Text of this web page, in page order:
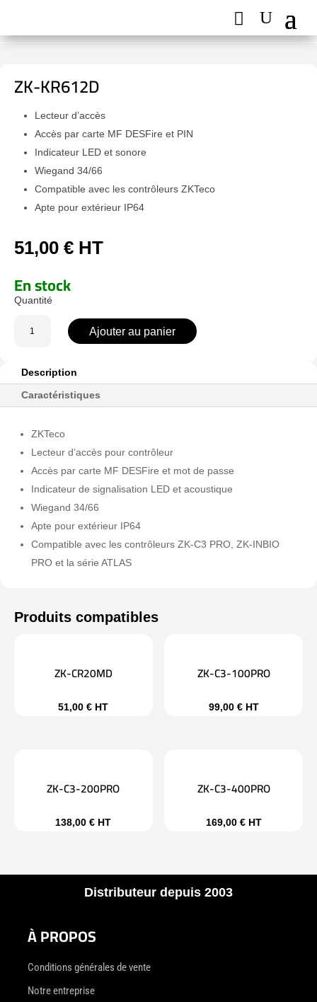
ZK-KR612D
Lecteur d’accès
Accès par carte MF DESFire et PIN
Indicateur LED et sonore
Wiegand 34/66
Compatible avec les contrôleurs ZKTeco
Apte pour extérieur IP64
51,00 € HT
En stock
KR612D
Ajouter au panier
Description
Caractéristiques
ZKTeco
Lecteur d’accès pour contrôleur
Accès par carte MF DESFire et mot de passe
Indicateur de signalisation LED et acoustique
Wiegand 34/66
Apte pour extérieur IP64
Compatible avec les contrôleurs ZK-C3 PRO, ZK-INBIO
PRO et la série ATLAS
ZK-CR20MD
51,00€ HT
ZK-C3-100PRO
99,00 € HT
ZK-C3-200PRO
138,00€ HT
ZK-C3-400PRO
169,00 € HT
Distributeur depuis 2003
À PROPOS
Conditions générales de vente
Notre entreprise